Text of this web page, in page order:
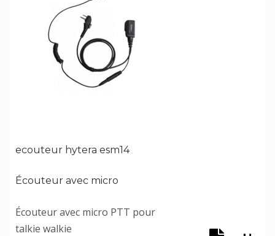
ecouteur hytera esm14
Écouteur avec micro
Écouteur avec micro PTT pour
talkie walkie